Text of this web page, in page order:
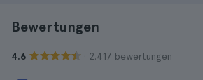
Bewertungen
4.6 · 2.417 bewertungen